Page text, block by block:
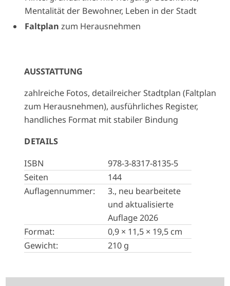
Mentalität der Bewohner, Leben in der Stadt
Faltplan zum Herausnehmen
AUSSTATTUNG
zahlreiche Fotos, detailreicher Stadtplan (Faltplan
zum Herausnehmen), ausführliches Register,
handliches Format mit stabiler Bindung
DETAILS
ISBN
978-3-8317-8135-5
Seiten
144
Auflagennummer:
3., neu bearbeitete
und aktualisierte
Auflage 2026
Format:
0,9 × 11,5 × 19,5 cm
Gewicht:
210 g